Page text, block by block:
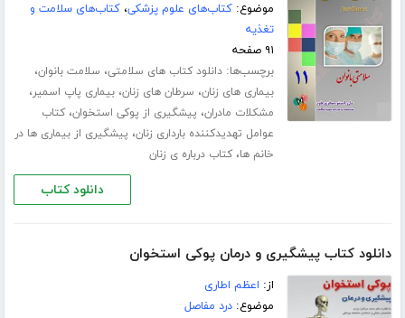
موضوع:کتاب‌های علوم پزشکی،کتاب‌های سلامت و
تغذیه
۹۱ صفحه
برچسب‌ها:دانلود کتاب های سلامتی، سلامت بانوان،
بیماری های زنان، سرطان های زنان،بیماری پاپ اسمیر،
مشکلات مادران، پیشگیری از پوکی استخوان،کتاب
عوامل تهدیدکننده بارداری زنان، پیشگیری از بیماری ها در
خانم ها،کتاب درباره ی زنان
دانلود کتاب
دانلود کتاب پیشگیری و درمان پوکی استخوان
از: اعظم اطاری
موضوع:درد مفاصل